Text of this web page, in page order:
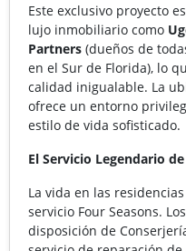
Este exclusivo proyecto
lujo inmobiliario como
Partners (dueños de
en el Sur de Florida), lo
calidad inigualable. La
ofrece un entorno
estilo de vida sofisticado.
El Servicio Legendario
La vida en las
servicio Four Seasons.
disposición de